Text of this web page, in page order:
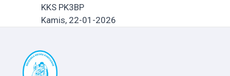
KKS PK3BP
Kamis, 22-01-2026